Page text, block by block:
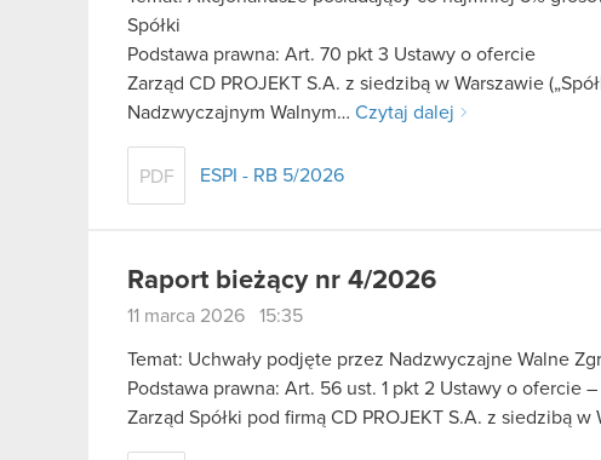
Spółki
Podstawa prawna: Art. 70 pkt 3 Ustawy o ofercie
Zarząd CD PROJEKT S.A. z siedzibą w Warszawie
Nadzwyczajnym Walnym… Czytaj dalej
PDF ESPI - RB 5/2026
Raport bieżący nr 4/2026
11 marca 2026 15:35
Temat: Uchwały podjęte przez Nadzwyczajne Walne
Podstawa prawna: Art. 56 ust. 1 pkt 2 Ustawy o ofercie
Zarząd Spółki pod firmą CD PROJEKT S.A. z siedzibą w